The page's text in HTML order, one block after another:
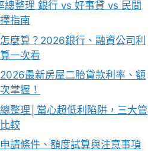
總整理 銀行 vs 好事貸 vs 民間
指南
麼算？2026銀行、融資公司利
一次看
最新房屋二胎貸款利率、額
掌握！
整理│當心超低利陷阱，三大管
較
請條件、額度試算與注意事項